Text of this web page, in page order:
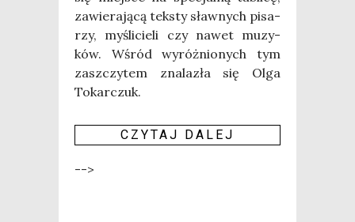
zawie­ra­ją­cą tek­sty sław­nych pisa­
rzy, myśli­cie­li czy nawet muzy­
ków. Wśród wyróż­nio­nych tym
zaszczy­tem zna­la­zła się Olga
Tokar­czuk.
CZY­TAJ DALEJ
-->